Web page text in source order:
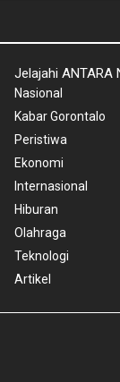
Jelajahi ANTARA
Nasional
Kabar Gorontalo
Peristiwa
Ekonomi
Internasional
Hiburan
Olahraga
Teknologi
Artikel